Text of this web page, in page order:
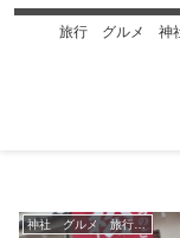
旅行 グルメ 神
神社 グルメ 旅行 猫